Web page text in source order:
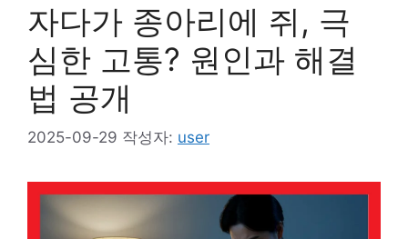
자다가 종아리에 쥐, 극
심한 고통? 원인과 해결
법 공개
2025-09-29 작성자: user